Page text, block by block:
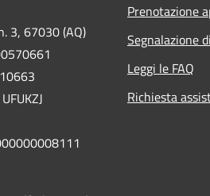
3, 67030 (AQ)
Prenotazione
Segnalazione
Leggi le FAQ
Richiesta